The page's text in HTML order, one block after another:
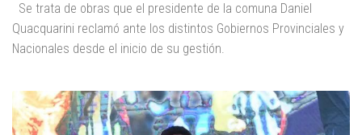
Se trata de obras que el presidente de la comuna Daniel
Quacquarini reclamó ante los distintos Gobiernos Provinciales y
Nacionales desde el inicio de su gestión.